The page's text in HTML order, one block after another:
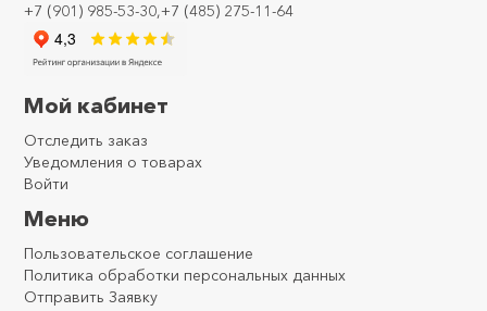
+7 (901) 985-53-30,+7 (485) 275-11-64
Мой кабинет
Отследить заказ
Уведомления о товарах
Войти
Меню
Пользовательское соглашение
Политика обработки персональных данных
Отправить Заявку